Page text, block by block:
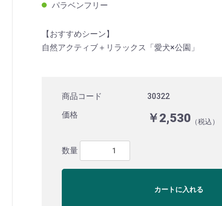
パラベンフリー
【おすすめシーン】
自然アクティブ＋リラックス「愛犬×公園」
商品コード
30322
価格
￥2,530 （税込）
数量
カートに入れる